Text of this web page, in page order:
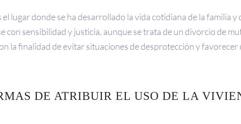
lugar donde se ha desarrollado la vida cotidiana de la familia
con sensibilidad y justicia, aunque se trata de un divorcio de
la finalidad de evitar situaciones de desprotección y
DE ATRIBUIR EL USO DE LA